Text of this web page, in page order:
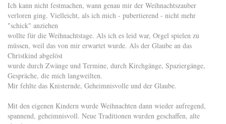
Ich kann nicht festmachen, wann genau mir der Weihnachtszauber
verloren ging. Vielleicht, als ich mich - pubertierend - nicht mehr
"schick" anziehen
wollte für die Weihnachtstage. Als ich es leid war, Orgel spielen zu
müssen, weil das von mir erwartet wurde. Als der Glaube an das
Christkind abgelöst
wurde durch Zwänge und Termine, durch Kirchgänge, Spaziergänge,
Gespräche, die mich langweilten.
Mir fehlte das Knisternde, Geheimnisvolle und der Glaube.
Mit den eigenen Kindern wurde Weihnachten dann wieder aufregend,
spannend, geheimnisvoll. Neue Traditionen wurden geschaffen, alte